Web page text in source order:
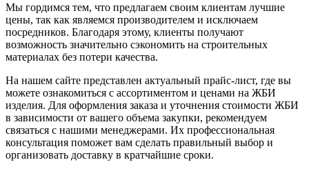
Мы гордимся тем, что предлагаем своим клиентам лучшие
цены, так как являемся производителем и исключаем
посредников. Благодаря этому, клиенты получают
возможность значительно сэкономить на строительных
материалах без потери качества.
На нашем сайте представлен актуальный прайс-лист, где вы
можете ознакомиться с ассортиментом и ценами на ЖБИ
изделия. Для оформления заказа и уточнения стоимости ЖБИ
в зависимости от вашего объема закупки, рекомендуем
связаться с нашими менеджерами. Их профессиональная
консультация поможет вам сделать правильный выбор и
организовать доставку в кратчайшие сроки.